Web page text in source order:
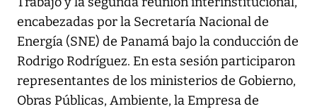
encabezadas por la Secretaría Nacional de
Energía (SNE) de Panamá bajo la conducción de
Rodrigo Rodríguez. En esta sesión participaron
representantes de los ministerios de Gobierno,
Obras Públicas, Ambiente, la Empresa de